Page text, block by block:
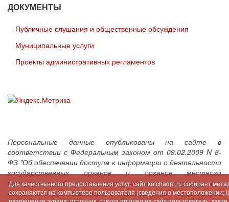
ДОКУМЕНТЫ
Публичные слушания и общественные обсуждения
Муниципальные услуги
Проекты административных регламентов
Персональные данные опубликованы на сайте в
соответствии с Федеральным законом от 09.02.2009 N 8-
ФЗ "Об обеспечении доступа к информации о деятельности
государственных органов и органов местного
самоуправления" с согласия субъектов персональных
данных и в соответствии с требованиями Федерального
Для качественного предоставления услуг, сайт kolchadm.ru собирает
сохраняются на компьютере пользователя (сведения о местоположении;